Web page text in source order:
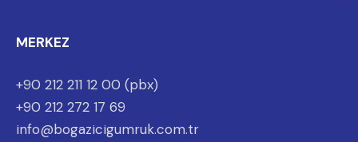
MERKEZ
+90 212 211 12 00 (pbx)
+90 212 272 17 69
info@bogazicigumruk.com.tr